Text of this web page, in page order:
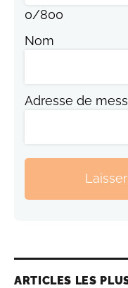
0/800
Nom
Adresse de
ARTICLES LES